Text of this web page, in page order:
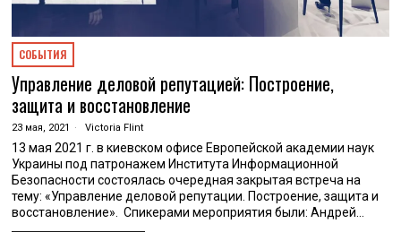
СОБЫТИЯ
Управление деловой репутацией: Построение,
защита и восстановление
23 мая, 2021 Victoria Flint
13 мая 2021 г. в киевском офисе Европейской академии наук
Украины под патронажем Института Информационной
Безопасности состоялась очередная закрытая встреча на
тему: «Управление деловой репутации. Построение, защита и
восстановление». Спикерами мероприятия были: Андрей…